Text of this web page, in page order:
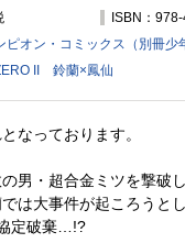
ISBN：
ピオン・コミックス（別冊少
II 鈴蘭×鳳仙
なっております。
男・超合金ミツを撃破
は大事件が起ころうと
定破棄…!?